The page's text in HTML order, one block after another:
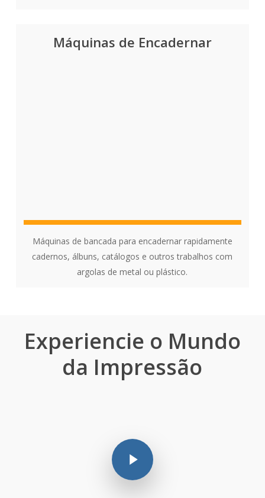
Máquinas de Encadernar
Máquinas de bancada para encadernar rapidamente
cadernos, álbuns, catálogos e outros trabalhos com
argolas de metal ou plástico.
Experiencie o Mundo
da Impressão
Play Video